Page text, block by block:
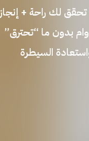
لك راحة + إنجاز
بدون ما “تحترق”
السيطرة